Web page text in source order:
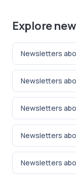
Explore
Newsletters
Newsletters
Newsletters
Newsletters
Newsletters